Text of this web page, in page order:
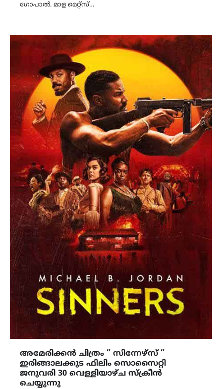
ഗോപാൽ. മാള മെറ്റ്സ്…
അമേരിക്കൻ ചിത്രം ” സിന്നേഴ്സ് ”
ഇരിങ്ങാലക്കുട ഫിലിം സൊസൈറ്റി
ജനുവരി 30 വെള്ളിയാഴ്ച സ്ക്രീൻ
ചെയ്യുന്നു